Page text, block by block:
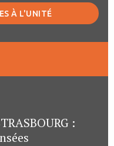
À L'UNITÉ
: